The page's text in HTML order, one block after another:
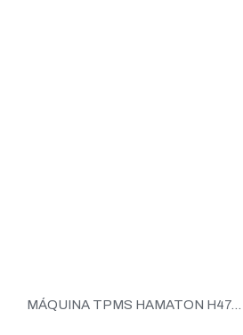
MÁQUINA TPMS HAMATON H47...